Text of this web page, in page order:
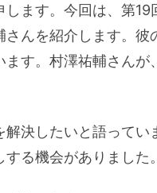
ます。今回は、第19
んを紹介します。彼
す。村澤祐輔さんが
決したいと語ってい
る機会がありました。